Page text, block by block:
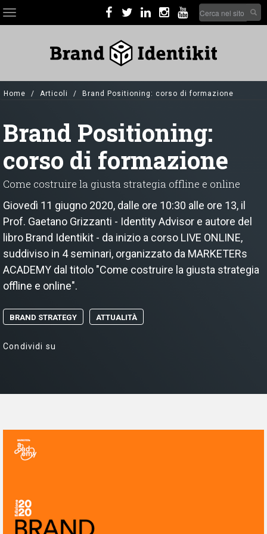
Skip
toToggle
navigation
Search
form
Home Articoli Brand Positioning: corso di formazione
Brand Positioning:
corso di formazione
Come costruire la giusta strategia offline e online
Giovedì 11 giugno 2020, dalle ore 10:30 alle ore 13, il
Prof. Gaetano Grizzanti - Identity Advisor e autore del
libro Brand Identikit - da inizio a corso LIVE ONLINE,
suddiviso in 4 seminari, organizzato da MARKETERs
ACADEMY dal titolo "Come costruire la giusta strategia
offline e online".
BRAND STRATEGY ATTUALITÀ
Condividi su